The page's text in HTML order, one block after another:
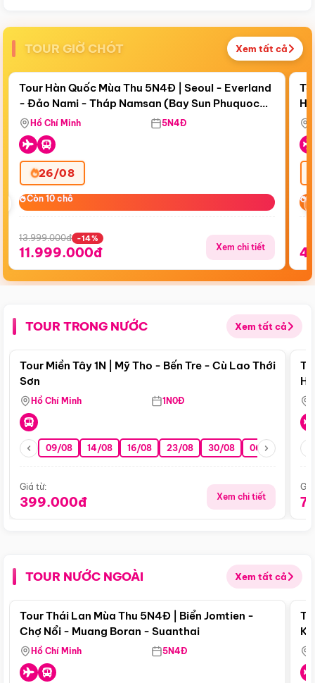
TOUR GIỜ CHÓT Xem tất cả
Còn19 ngày 07:26:03
Điểm nổi bật
Tour Hàn Quốc Mùa Thu 5N4Đ | Seoul - Everland
- Đảo Nami - Tháp Namsan (Bay Sun Phuquoc
Airways)
Hồ Chí Minh 5N4Đ
26/08
Còn 10 chỗ
Còn 10 chỗ
13.999.000đ -14%
11.999.000đ Xem chi tiết
TOUR TRONG NƯỚC Xem tất cả
Điểm nổi bật
Tour Miền Tây 1N | Mỹ Tho - Bến Tre - Cù Lao Thới
Sơn
Hồ Chí Minh 1N0Đ
09/08 14/08 16/08 23/08 30/08 06/09 13/09
Giá từ:
399.000đ Xem chi tiết
TOUR NƯỚC NGOÀI Xem tất cả
Điểm nổi bật
Tour Thái Lan Mùa Thu 5N4Đ | Biển Jomtien -
Chợ Nổi - Muang Boran - Suanthai
Hồ Chí Minh 5N4Đ